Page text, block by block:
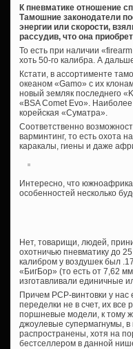
К пневматике отношение
Тамошние законодатели
энергии или скорости,
рассудив, что она
То есть при наличии
хоть 50-го калибра. А
Кстати, в ассортименте
океаном «Gamo» с их
новый земляк последнего
«BSA Comet Evo».
корейская «Суматра».
Соответственно
варминтинг, то есть охота
каракалы, гиены и даже
Интересно, что
особенностей несколько
Нет, товарищи, людей,
охотничью пневматику до
калибром у воздушек был
«БигБор» (то есть от 7,62
изготавливали единичные
Причем PCP-винтовки у
переделки не в счет, их
поршневые модели, к тому
джоулевые супермагнумы,
распространены, хотя на
бестселлером в данной